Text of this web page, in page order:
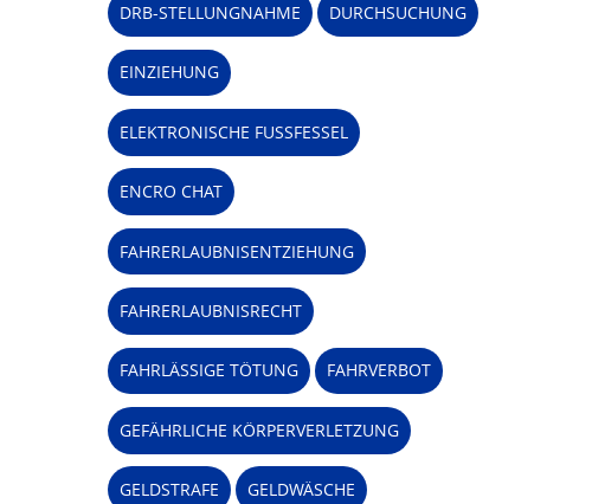
DRB-STELLUNGNAHME DURCHSUCHUNG
EINZIEHUNG
ELEKTRONISCHE FUSSFESSEL
ENCRO CHAT
FAHRERLAUBNISENTZIEHUNG
FAHRERLAUBNISRECHT
FAHRLÄSSIGE TÖTUNG FAHRVERBOT
GEFÄHRLICHE KÖRPERVERLETZUNG
GELDSTRAFE GELDWÄSCHE